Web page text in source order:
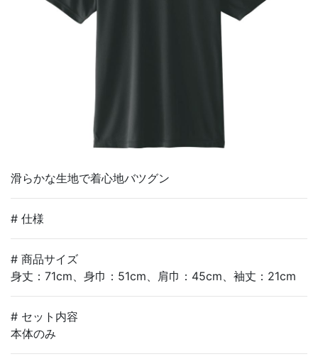
滑らかな生地で着心地バツグン
# 仕様
# 商品サイズ
身丈：71cm、身巾：51cm、肩巾：45cm、袖丈：21cm
# セット内容
本体のみ